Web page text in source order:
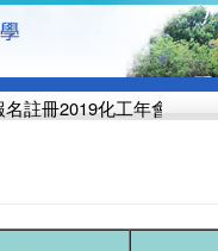
註冊2019化工年會 投稿